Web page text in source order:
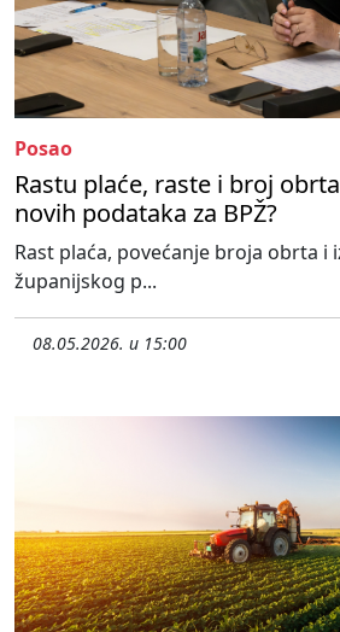
Posao
Rastu plaće, raste i broj
novih podataka za BPŽ?
Rast plaća, povećanje broja obrta i
županijskog p...
08.05.2026. u 15:00